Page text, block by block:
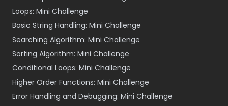
Loops: Mini Challenge
Basic String Handling: Mini Challenge
Searching Algorithm: Mini Challenge
Sorting Algorithm: Mini Challenge
Conditional Loops: Mini Challenge
Higher Order Functions: Mini Challenge
Error Handling and Debugging: Mini Challenge